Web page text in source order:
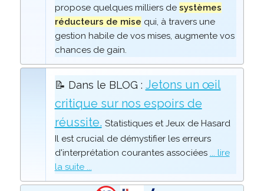
propose quelques milliers de systèmes
réducteurs de mise qui, à travers une
gestion habile de vos mises, augmente vos
chances de gain.
📝 Dans le BLOG : Jetons un œil
critique sur nos espoirs de
réussite. Statistiques et Jeux de Hasard
Il est crucial de démystifier les erreurs
d'interprétation courantes associées ... lire
la suite ...